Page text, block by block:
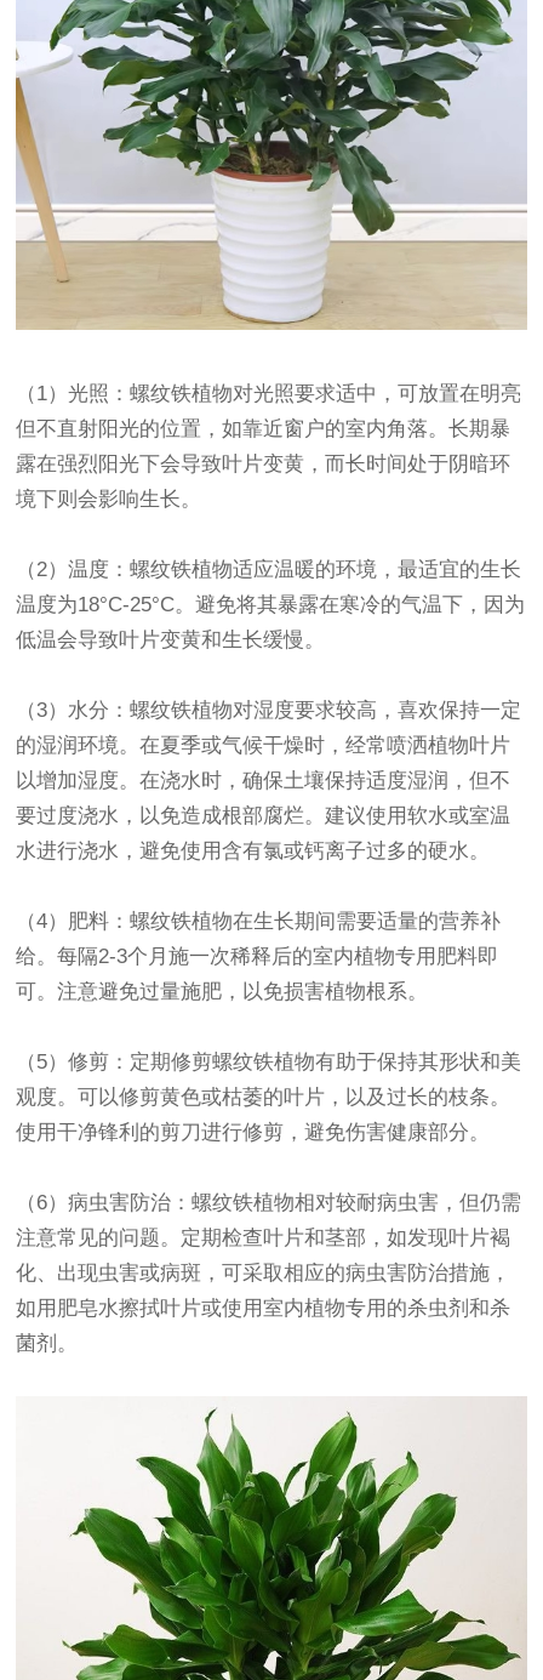
（1）光照：螺纹铁植物对光照要求适中，可放置在明亮
但不直射阳光的位置，如靠近窗户的室内角落。长期暴
露在强烈阳光下会导致叶片变黄，而长时间处于阴暗环
境下则会影响生长。
（2）温度：螺纹铁植物适应温暖的环境，最适宜的生长
温度为18°C-25°C。避免将其暴露在寒冷的气温下，因为
低温会导致叶片变黄和生长缓慢。
（3）水分：螺纹铁植物对湿度要求较高，喜欢保持一定
的湿润环境。在夏季或气候干燥时，经常喷洒植物叶片
以增加湿度。在浇水时，确保土壤保持适度湿润，但不
要过度浇水，以免造成根部腐烂。建议使用软水或室温
水进行浇水，避免使用含有氯或钙离子过多的硬水。
（4）肥料：螺纹铁植物在生长期间需要适量的营养补
给。每隔2-3个月施一次稀释后的室内植物专用肥料即
可。注意避免过量施肥，以免损害植物根系。
（5）修剪：定期修剪螺纹铁植物有助于保持其形状和美
观度。可以修剪黄色或枯萎的叶片，以及过长的枝条。
使用干净锋利的剪刀进行修剪，避免伤害健康部分。
（6）病虫害防治：螺纹铁植物相对较耐病虫害，但仍需
注意常见的问题。定期检查叶片和茎部，如发现叶片褐
化、出现虫害或病斑，可采取相应的病虫害防治措施，
如用肥皂水擦拭叶片或使用室内植物专用的杀虫剂和杀
菌剂。